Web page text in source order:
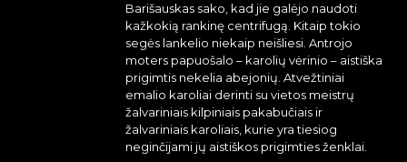
Barišauskas sako, kad jie galėjo naudoti
kažkokią rankinę centrifugą. Kitaip tokio
segės lankelio niekaip neišliesi. Antrojo
moters papuošalo – karolių vėrinio – aistiška
prigimtis nekelia abejonių. Atvežtiniai
emalio karoliai derinti su vietos meistrų
žalvariniais kilpiniais pakabučiais ir
žalvariniais karoliais, kurie yra tiesiog
neginčijami jų aistiškos prigimties ženklai.